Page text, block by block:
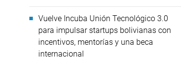
Vuelve Incuba Unión Tecnológico 3.0
para impulsar startups bolivianas con
incentivos, mentorías y una beca
internacional